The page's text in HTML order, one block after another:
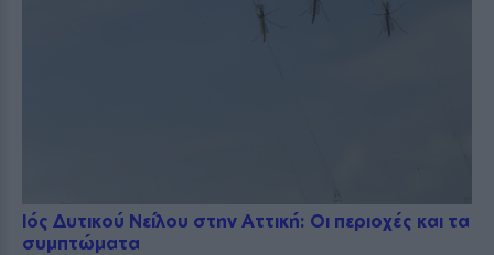
Ιός Δυτικού Νείλου στην Αττική: Οι περιοχές και τα
συμπτώματα